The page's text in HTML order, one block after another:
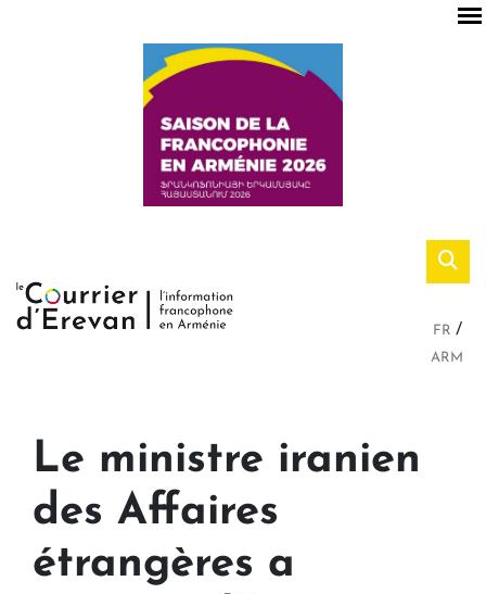
FR
ARM
Le ministre iranien
des Affaires
étrangères a